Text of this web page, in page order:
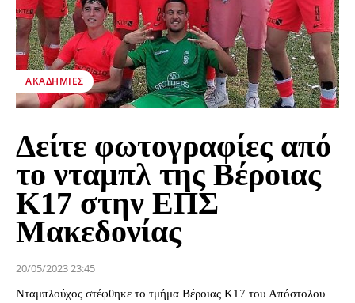
ΑΚΑΔΗΜΊΕΣ
Δείτε φωτογραφίες από
το νταμπλ της Βέροιας
Κ17 στην ΕΠΣ
Μακεδονίας
20/05/2023 23:45
Νταμπλούχος στέφθηκε το τμήμα Βέροιας Κ17 του Απόστολου